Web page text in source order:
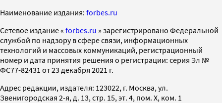
Наименование издания: forbes.ru
Cетевое издание « forbes.ru » зарегистрировано Федеральной
службой по надзору в сфере связи, информационных
технологий и массовых коммуникаций, регистрационный
номер и дата принятия решения о регистрации: серия Эл №
ФС77-82431 от 23 декабря 2021 г.
Адрес редакции, издателя: 123022, г. Москва, ул.
Звенигородская 2-я, д. 13, стр. 15, эт. 4, пом. X, ком. 1